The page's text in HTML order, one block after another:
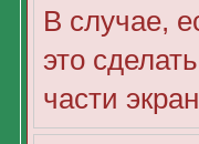
В случае,
это
части